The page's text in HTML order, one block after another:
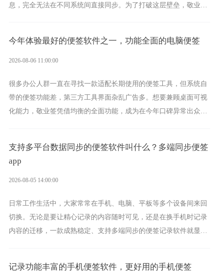
息，完全无法在不同系统间直接同步。为了打破这层壁垒，敬业签
今年体验最好的便签软件之一，功能全面的电脑便签
2026-08-06 11:00:00
很多办公人群一直在寻找一款适配长期使用的便签工具，但系统自
带的便签功能差，第三方工具界面杂乱广告多。想要兼顾桌面可视
化能力，敬业签凭借均衡的全面功能，成为在今年口碑异常出众的
支持多平台数据同步的便签软件叫什么？多端同步便签
app
2026-08-05 14:00:00
日常工作生活中，大家常常在手机、电脑、平板等多个设备间来回
切换。无论是要让精心记录的内容随时可见，还是在换手机时记录
内容的迁移，一款成熟稳定、支持多端同步的便签记录软件就显得
记录功能丰富的手机便签软件，更好用的手机便签